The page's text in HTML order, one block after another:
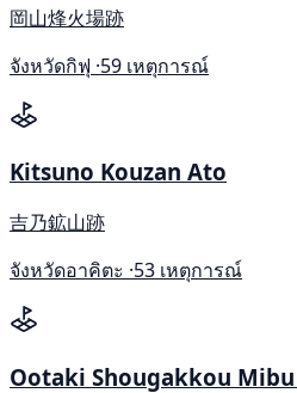
岡山烽火場跡
จังหวัดกิฟุ ·59 เหตุการณ์
Kitsuno Kouzan Ato
吉乃鉱山跡
จังหวัดอาคิตะ ·53 เหตุการณ์
Ootaki Shougakkou